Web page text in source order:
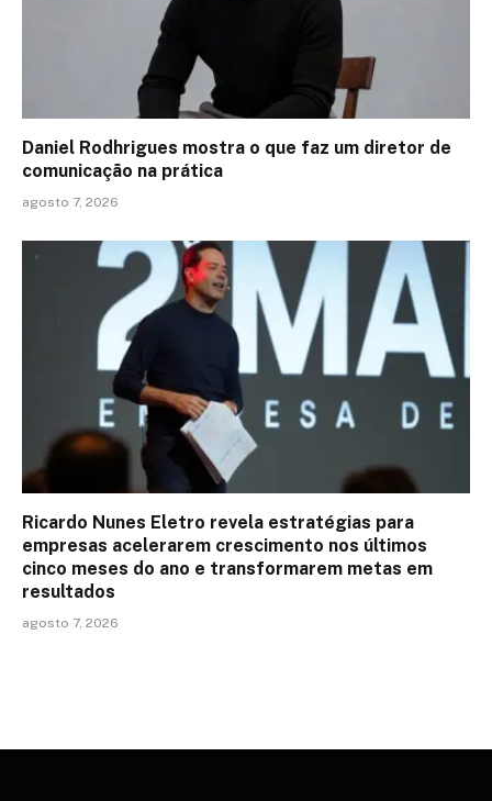
Daniel Rodhrigues mostra o que faz um diretor de
comunicação na prática
agosto 7, 2026
Ricardo Nunes Eletro revela estratégias para
empresas acelerarem crescimento nos últimos
cinco meses do ano e transformarem metas em
resultados
agosto 7, 2026